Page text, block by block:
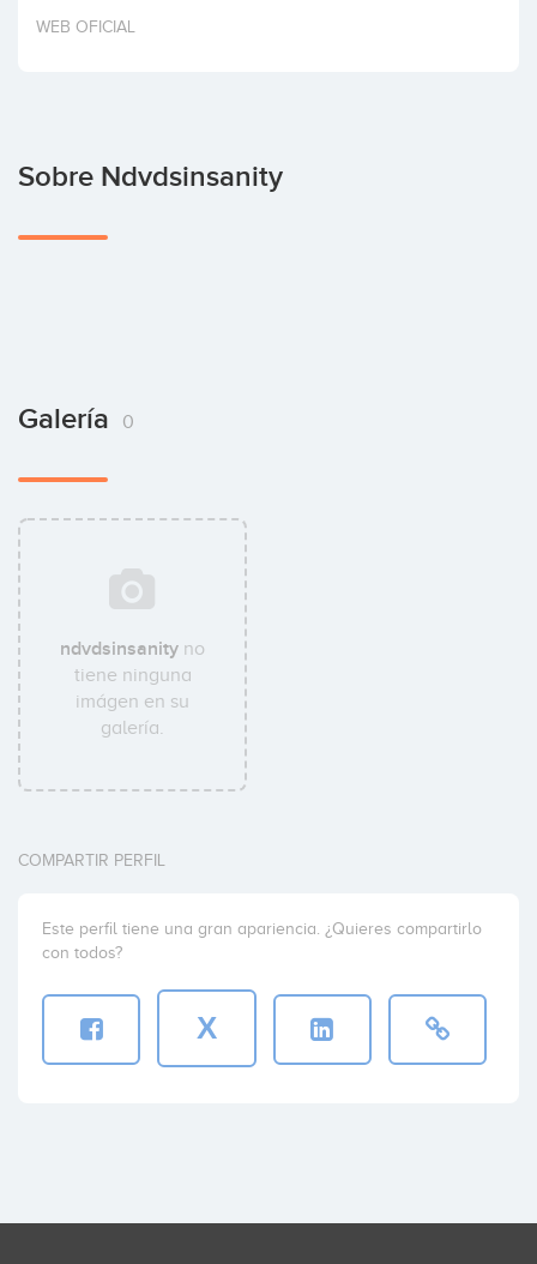
Invertir
WEB OFICIAL
Sobre Ndvdsinsanity
Galería 0
ndvdsinsanity no
tiene ninguna
imágen en su
galería.
COMPARTIR PERFIL
Este perfil tiene una gran apariencia. ¿Quieres compartirlo
con todos?
X